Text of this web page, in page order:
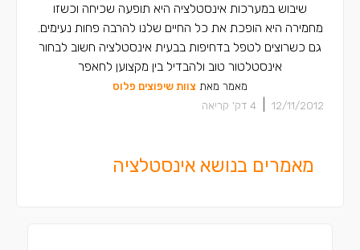
שיבוש במערכות אינסטלציה היא תופעה שכיחה וכשזו
מחמירה היא הופכת את כל החיים שלנו להרבה פחות נעימים.
גם כשרוצים לטפל בדחיפות בבעית אינסטלציה חשוב לבחור
אינסטלטור טוב ולהבדיל בין מקצוען לחאפר
מאמר מאת צוות שיפוצים פלוס
12/11/2012
4 דק' קריאה
מאמרים בנושא אינסטלציה